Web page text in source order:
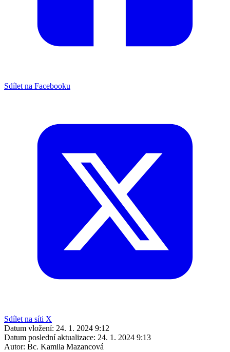
Sdílet na Facebooku
Sdílet na síti X
Datum vložení: 24. 1. 2024 9:12
Datum poslední aktualizace: 24. 1. 2024 9:13
Autor: Bc. Kamila Mazancová